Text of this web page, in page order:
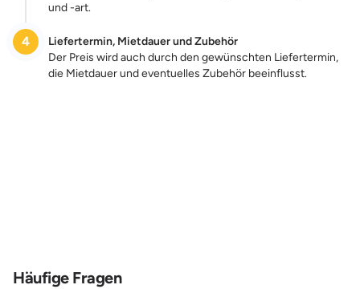
und -art.
4
Liefertermin, Mietdauer und Zubehör
Der Preis wird auch durch den gewünschten Liefertermin,
die Mietdauer und eventuelles Zubehör beeinflusst.
Häufige Fragen